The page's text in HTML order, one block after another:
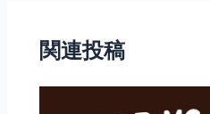
o
o
k
関連投稿